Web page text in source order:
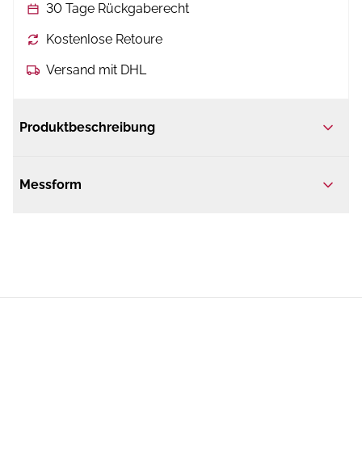
30 Tage Rückgaberecht
Kostenlose Retoure
Versand mit DHL
Produktbeschreibung
Messform